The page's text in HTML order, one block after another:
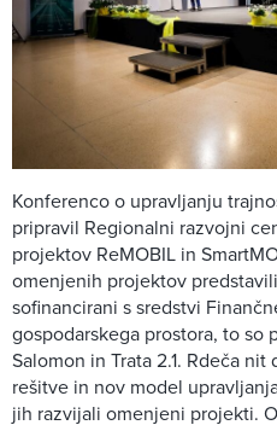
Konferenco o upravljanju
pripravil Regionalni razvojni
projektov ReMOBIL in
omenjenih projektov
sofinancirani s sredstvi
gospodarskega prostora, to so
Salomon in Trata 2.1. Rdeča
rešitve in nov model
jih razvijali omenjeni projekti.